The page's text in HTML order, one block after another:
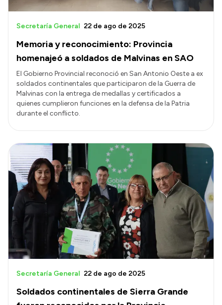
Invertí en Río Negro
Transparencia
Presupuesto
Boletín Oficial
Compras y licitaciones
Consulta de expedientes
Convocatorias
Intranet
Login
Memoria y reconocimiento: Provincia
homenajeó a soldados de Malvinas en SAO
Secretaría General 22 de ago de 2025
El Gobierno Provincial reconoció en San Antonio Oeste a ex
soldados continentales que participaron de la Guerra de
Malvinas con la entrega de medallas y certificados a
quienes cumplieron funciones en la defensa de la Patria
durante el conflicto.
Soldados continentales de Sierra Grande
Secretaría General 22 de ago de 2025